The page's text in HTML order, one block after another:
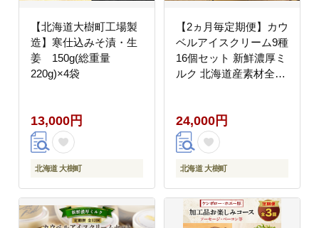
【北海道大樹町工場製
造】寒仕込みそ漬・生
姜 150g(総重量
220g)×4袋
13,000円
北海道 大樹町
【2ヵ月毎定期便】カウ
ベルアイスクリーム9種
16個セット 新鮮濃厚ミ
ルク 北海道産素材全3
24,000円
北海道 大樹町